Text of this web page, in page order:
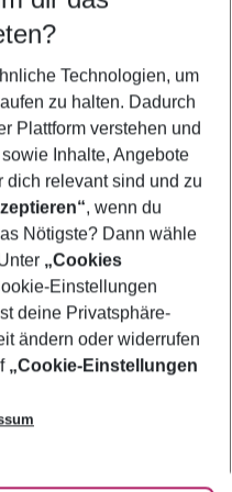
Technologien, um
zu halten. Dadurch
Plattform verstehen und
Inhalte, Angebote
dich relevant sind und zu
, wenn du
Nötigste? Dann wähle
„Cookies
Einstellungen
deine Privatsphäre-
ändern oder widerrufen
„Cookie-Einstellungen